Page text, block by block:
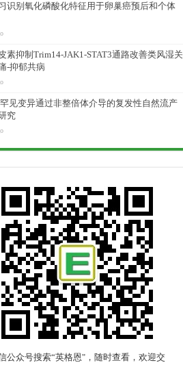
识别氧化磷酸化特征用于卵巢癌预后和个体
素抑制Trim14-JAK1-STAT3通路改善类风湿关
-抑郁共病
见变异通过非整倍体介导的复发性自然流产
究
公众号搜索“英格恩"，随时查看，欢迎交